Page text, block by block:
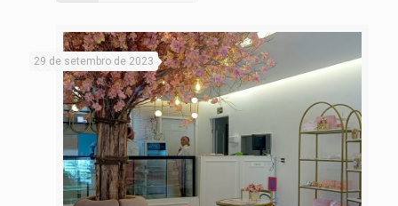
29 de setembro de 2023